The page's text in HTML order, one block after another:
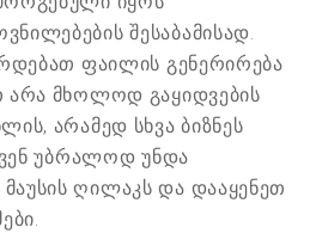
შესაბამისად.
ფაილის გენერირება
არა მხოლოდ გაყიდვების
არამედ სხვა ბიზნეს
უბრალოდ უნდა
ღილაკს და დააყენეთ